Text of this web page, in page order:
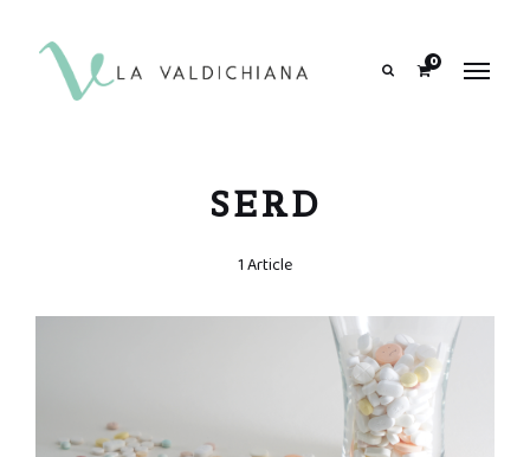
0
SERD
1 Article